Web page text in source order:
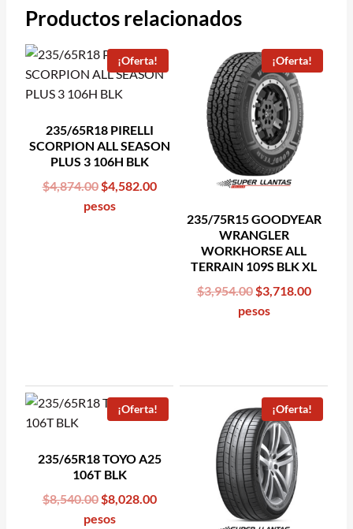
Productos relacionados
¡Oferta!
235/65R18 PIRELLI
SCORPION ALL SEASON
PLUS 3 106H BLK
$4,874.00 Original
price
$4,582.00Current
$4,582.00.
pesos
¡Oferta!
235/75R15 GOODYEAR
WRANGLER
WORKHORSE ALL
TERRAIN 109S BLK XL
$3,954.00 Original
price
$3,718.00
pesos
¡Oferta!
235/65R18 TOYO A25
106T BLK
$8,540.00 Original
price
$8,028.00Current
pesos
¡Oferta!